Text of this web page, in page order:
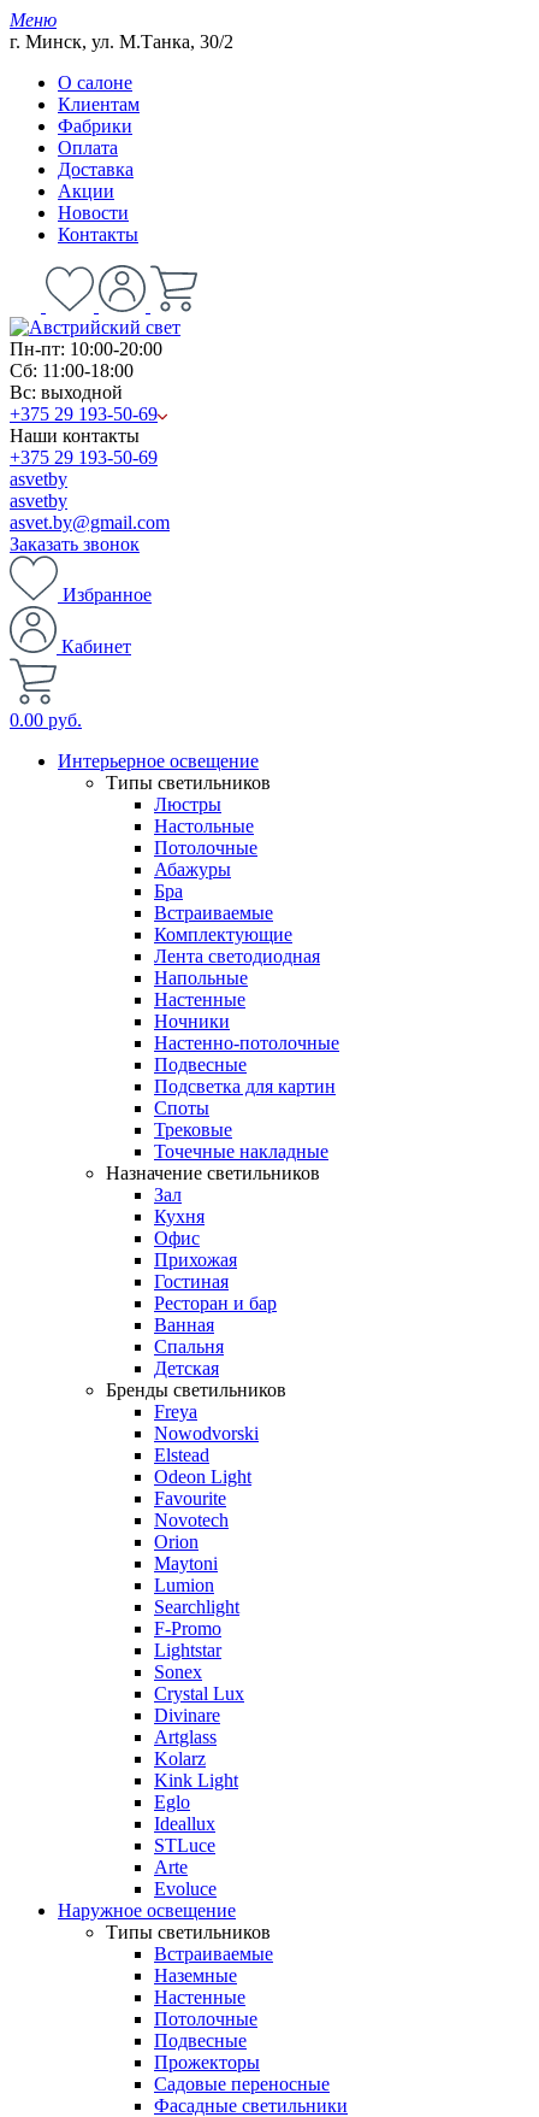
Меню
г. Минск, ул. М.Танка, 30/2
О салоне
Клиентам
Фабрики
Оплата
Доставка
Акции
Новости
Контакты
Пн-пт: 10:00-20:00
Сб: 11:00-18:00
Вс: выходной
+375 29 193-50-69
Наши контакты
+375 29 193-50-69
asvetby
asvetby
asvet.by@gmail.com
Заказать звонок
Избранное
Кабинет
0.00 руб.
Интерьерное освещение
Типы светильников
Люстры
Настольные
Потолочные
Абажуры
Бра
Встраиваемые
Комплектующие
Лента светодиодная
Напольные
Настенные
Ночники
Настенно-потолочные
Подвесные
Подсветка для картин
Споты
Трековые
Точечные накладные
Назначение светильников
Зал
Кухня
Офис
Прихожая
Гостиная
Ресторан и бар
Ванная
Спальня
Детская
Бренды светильников
Freya
Nowodvorski
Elstead
Odeon Light
Favourite
Novotech
Orion
Maytoni
Lumion
Searchlight
F-Promo
Lightstar
Sonex
Crystal Lux
Divinare
Artglass
Kolarz
Kink Light
Eglo
Ideallux
STLuce
Arte
Evoluce
Наружное освещение
Типы светильников
Встраиваемые
Наземные
Настенные
Потолочные
Подвесные
Прожекторы
Садовые переносные
Фасадные светильники